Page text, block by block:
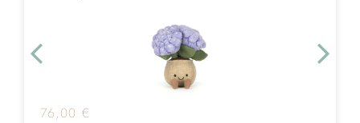
76,00 €